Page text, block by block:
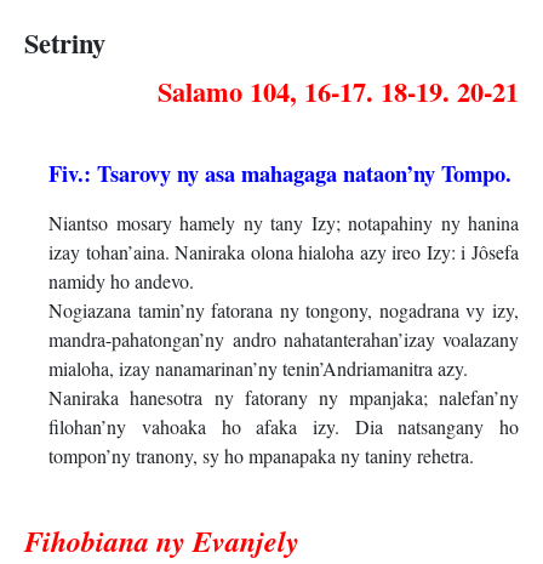
Setriny
Salamo 104, 16-17. 18-19. 20-21
Fiv.: Tsarovy ny asa mahagaga nataon’ny Tompo.
Niantso mosary hamely ny tany Izy; notapahiny ny hanina
izay tohan’aina. Naniraka olona hialoha azy ireo Izy: i Jôsefa
namidy ho andevo.
Nogiazana tamin’ny fatorana ny tongony, nogadrana vy izy,
mandra-pahatongan’ny andro nahatanterahan’izay voalazany
mialoha, izay nanamarinan’ny tenin’Andriamanitra azy.
Naniraka hanesotra ny fatorany ny mpanjaka; nalefan’ny
filohan’ny vahoaka ho afaka izy. Dia natsangany ho
tompon’ny tranony, sy ho mpanapaka ny taniny rehetra.
Fihobiana ny Evanjely